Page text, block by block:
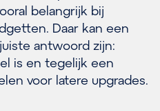
belangrijk bij
Daar kan een
antwoord zijn:
is en tegelijk een
voor latere upgrades.